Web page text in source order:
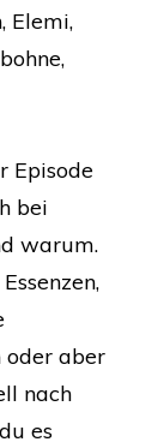
Elemi,
Episode
bei
warum.
oder aber
nach
es